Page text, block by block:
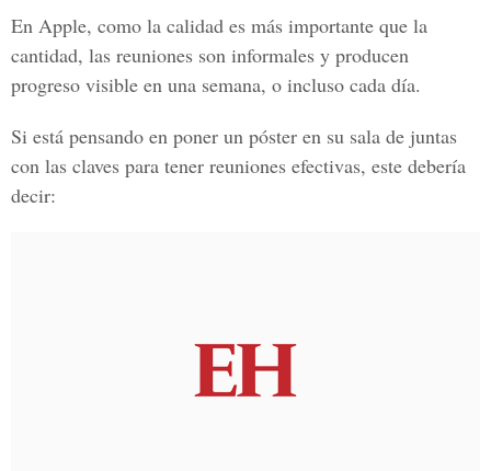
En Apple, como la calidad es más importante que la
cantidad, las reuniones son informales y producen
progreso visible en una semana, o incluso cada día.
Si está pensando en poner un póster en su sala de juntas
con las claves para tener reuniones efectivas, este debería
decir: